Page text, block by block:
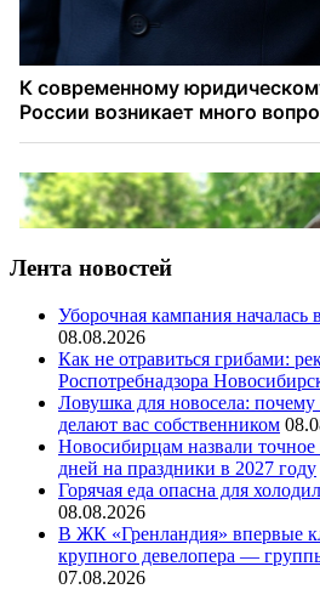
Лента новостей
Уборочная кампания началась
08.08.2026
Как не отравиться грибами:
Роспотребнадзора
Ловушка для новосела:
делают вас собственником
Новосибирцам назвали
дней на праздники в 2027 году
Горячая еда опасна для
08.08.2026
В ЖК «Гренландия» впервые
крупного девелопера —
07.08.2026